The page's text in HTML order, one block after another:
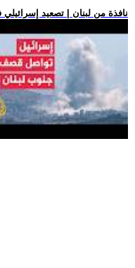
.. نافذة من لبنان | تصعيد